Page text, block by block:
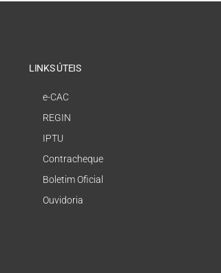
LINKS ÚTEIS
e-CAC
REGIN
IPTU
Contracheque
Boletim Oficial
Ouvidoria